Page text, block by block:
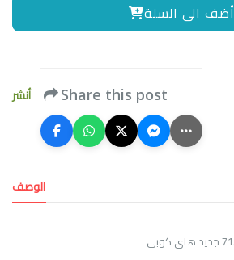
أضف الى السلة
أنشر Share this post
الوصف